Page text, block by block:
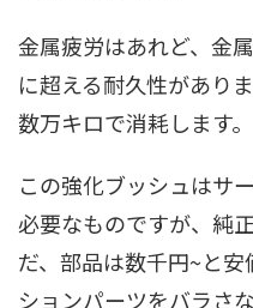
金属疲労はあれど、金
に超える耐久性があり
数万キロで消耗します。
この強化ブッシュはサ
必要なものですが、純
だ、部品は数千円~と
ションパーツをバラさ